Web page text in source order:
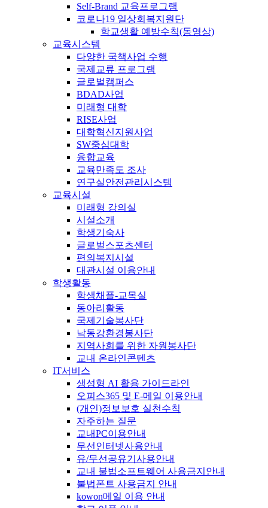
Self-Brand 교육프로그램
코로나19 일상회복지원단
학교생활 예방수칙(동영상)
교육시스템
다양한 국책사업 수행
국제교류 프로그램
글로벌캠퍼스
BDAD사업
미래형 대학
RISE사업
대학혁신지원사업
SW중심대학
융합교육
교육만족도 조사
연구실안전관리시스템
교육시설
미래형 강의실
시설소개
학생기숙사
글로벌스포츠센터
편의복지시설
대관시설 이용안내
학생활동
학생채플-교목실
동아리활동
국제기술봉사단
낙동강환경봉사단
지역사회를 위한 자원봉사단
교내 온라인콘텐츠
IT서비스
생성형 AI 활용 가이드라인
오피스365 및 E-메일 이용안내
(개인)정보보호 실천수칙
자주하는 질문
교내PC이용안내
무선인터넷사용안내
유/무선공유기사용안내
교내 불법소프트웨어 사용금지안내
불법폰트 사용금지 안내
kowon메일 이용 안내